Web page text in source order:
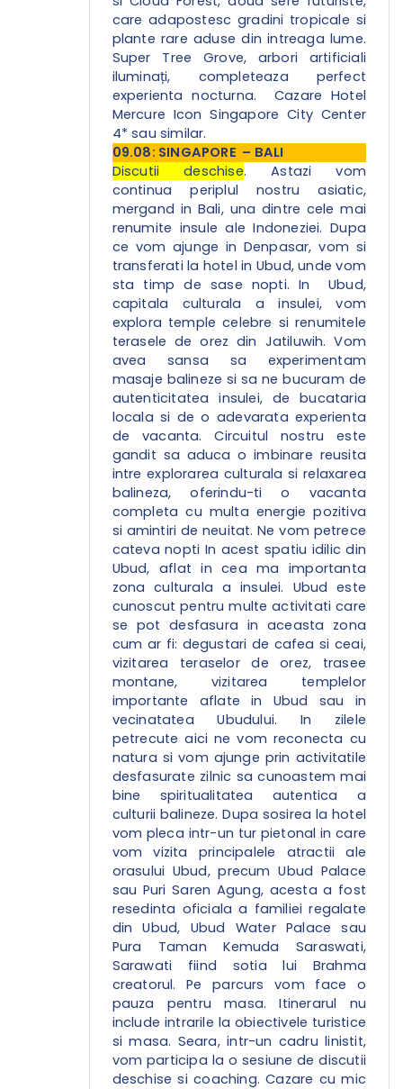
care adapostesc gradini tropicale si
plante rare aduse din intreaga lume.
Super Tree Grove, arbori artificiali
iluminați, completeaza perfect
experienta nocturna. Cazare Hotel
Mercure Icon Singapore City Center
4* sau similar.
09.08: SINGAPORE – BALI
Discutii deschise. Astazi vom
continua periplul nostru asiatic,
mergand in Bali, una dintre cele mai
renumite insule ale Indoneziei. Dupa
ce vom ajunge in Denpasar, vom si
transferati la hotel in Ubud, unde vom
sta timp de sase nopti. In Ubud,
capitala culturala a insulei, vom
explora temple celebre si renumitele
terasele de orez din Jatiluwih. Vom
avea sansa sa experimentam
masaje balineze si sa ne bucuram de
autenticitatea insulei, de bucataria
locala si de o adevarata experienta
de vacanta. Circuitul nostru este
gandit sa aduca o imbinare reusita
intre explorarea culturala si relaxarea
balineza, oferindu-ti o vacanta
completa cu multa energie pozitiva
si amintiri de neuitat. Ne vom petrece
cateva nopti In acest spatiu idilic din
Ubud, aflat in cea ma importanta
zona culturala a insulei. Ubud este
cunoscut pentru multe activitati care
se pot desfasura in aceasta zona
cum ar fi: degustari de cafea si ceai,
vizitarea teraselor de orez, trasee
montane, vizitarea templelor
importante aflate in Ubud sau in
vecinatatea Ubudului. In zilele
petrecute aici ne vom reconecta cu
natura si vom ajunge prin activitatile
desfasurate zilnic sa cunoastem mai
bine spiritualitatea autentica a
culturii balineze. Dupa sosirea la hotel
vom pleca intr-un tur pietonal in care
vom vizita principalele atractii ale
orasului Ubud, precum Ubud Palace
sau Puri Saren Agung, acesta a fost
resedinta oficiala a familiei regalate
din Ubud, Ubud Water Palace sau
Pura Taman Kemuda Saraswati,
Sarawati fiind sotia lui Brahma
creatorul. Pe parcurs vom face o
pauza pentru masa. Itinerarul nu
include intrarile la obiectivele turistice
si masa. Seara, intr-un cadru linistit,
vom participa la o sesiune de discutii
deschise si coaching. Cazare cu mic